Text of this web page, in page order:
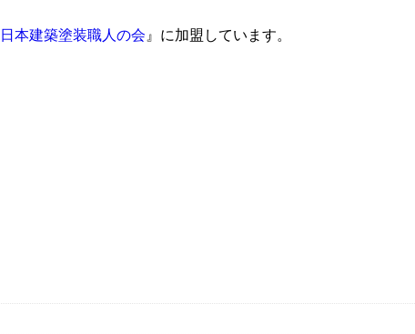
日本建築塗装職人の会 』に加盟しています。